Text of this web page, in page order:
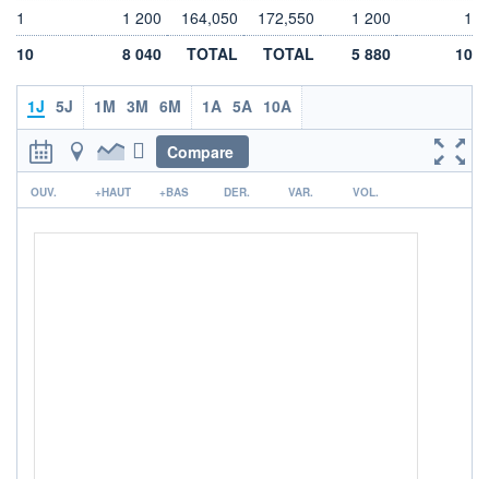
0,000
HAUSSE
0,000
ESTIMÉ 2026
-
2026
-
DERNIER
DIVIDENDE
0,00 EUR -
1
1 200 164,050 172,550 1 200
1
10
8 040 TOTAL TOTAL 5 880 10
1J 5J 1M 3M 6M 1A 5A 10A
Compare
r
OUV. +HAUT +BAS DER. VAR. VOL.